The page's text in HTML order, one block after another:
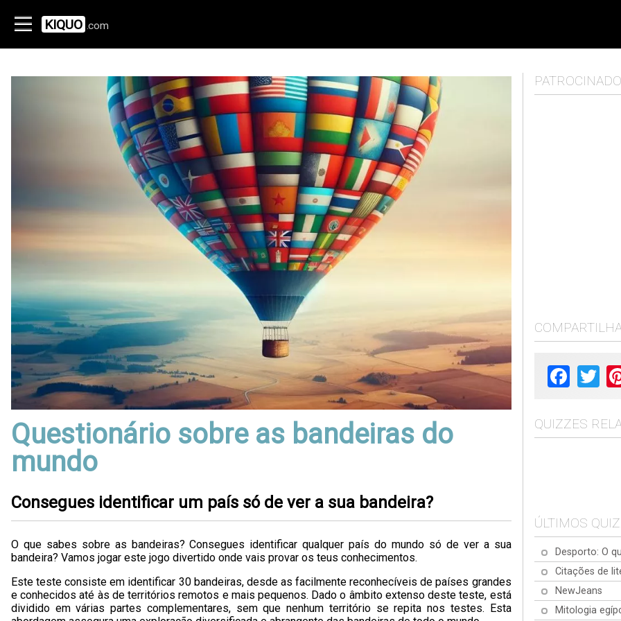
KIQUO .com
Questionário sobre as bandeiras do
mundo
Consegues identificar um país só de ver a sua bandeira?
O que sabes sobre as bandeiras? Consegues identificar qualquer país do mundo só de ver a sua
bandeira? Vamos jogar este jogo divertido onde vais provar os teus conhecimentos.
Este teste consiste em identificar 30 bandeiras, desde as facilmente reconhecíveis de países grandes
e conhecidos até às de territórios remotos e mais pequenos. Dado o âmbito extenso deste teste, está
dividido em várias partes complementares, sem que nenhum território se repita nos testes. Esta
PATROCINADO
Facebook
QUIZZES
ÚLTIMOS
Desporto: O
Citações de
NewJeans
Mitologia